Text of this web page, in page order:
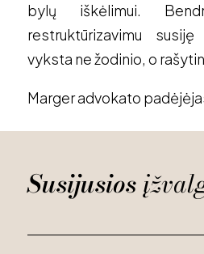
bylų iškėlimui.
restruktūrizavimu
vyksta ne žodinio, o
Marger advokato
Susijusios